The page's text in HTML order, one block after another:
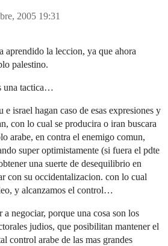
2005 19:31
aprendido la leccion, ya que ahora
palestino.
una tactica…
e israel hagan caso de esas expresiones y
con lo cual se producira o iran buscara
arabe, en contra el enemigo comun,
super optimistamente (si fuera el pdte
una suerte de desequilibrio en
con su occidentalizacion. con lo cual
y alcanzamos el control…
a negociar, porque una cosa son los
judios, que posibilitan mantener el
control arabe de las mas grandes